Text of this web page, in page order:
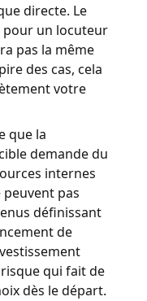
directe. Le
un locuteur
pas la même
des cas, cela
votre
que la
demande du
internes
pas
définissant
de
qui fait de
dès le départ.